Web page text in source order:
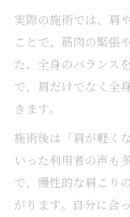
実際の施術では、肩
ことで、筋肉の緊張
た、全身のバランス
で、肩だけでなく全
きます。
施術後は「肩が軽く
いった利用者の声も
で、慢性的な肩こり
がります。自分に合